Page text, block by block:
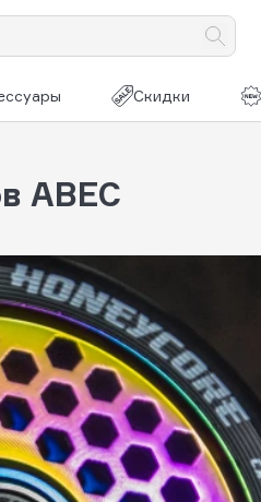
Скидки
ABEC